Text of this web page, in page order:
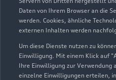
Daten von Ihrem Browser an die
werden. Cookies, ähnliche
externen Inhalten werden
Um diese Dienste nutzen zu
Einwilligung. Mit einem Klick auf
Ihre Einwilligung zur Verwendung
einzelne Einwilligungen erteilen,